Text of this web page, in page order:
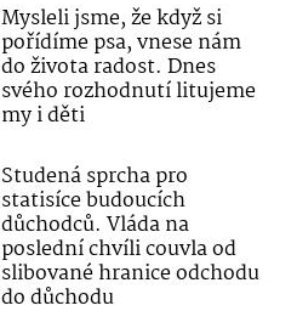
Mysleli jsme, že když si
pořídíme psa, vnese nám
do života radost. Dnes
svého rozhodnutí litujeme
my i děti
Studená sprcha pro
statisíce budoucích
důchodců. Vláda na
poslední chvíli couvla od
slibované hranice odchodu
do důchodu